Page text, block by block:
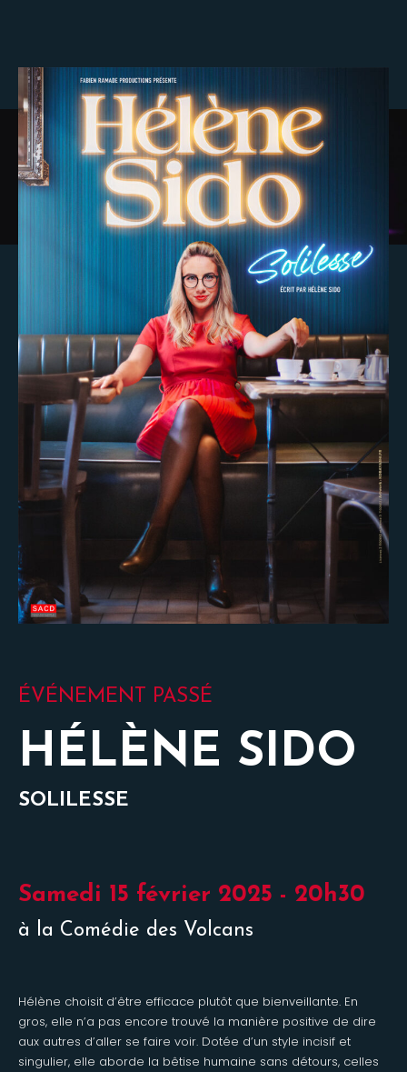
ÉVÉNEMENT PASSÉ
HÉLÈNE SIDO
SOLILESSE
Samedi 15 février 2025 - 20h30
à la Comédie des Volcans
Hélène choisit d’être efficace plutôt que bienveillante. En
gros, elle n’a pas encore trouvé la manière positive de dire
aux autres d’aller se faire voir. Dotée d’un style incisif et
singulier, elle aborde la bêtise humaine sans détours, celles